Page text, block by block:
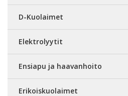
D-Kuolaimet
Elektrolyytit
Ensiapu ja haavanhoito
Erikoiskuolaimet